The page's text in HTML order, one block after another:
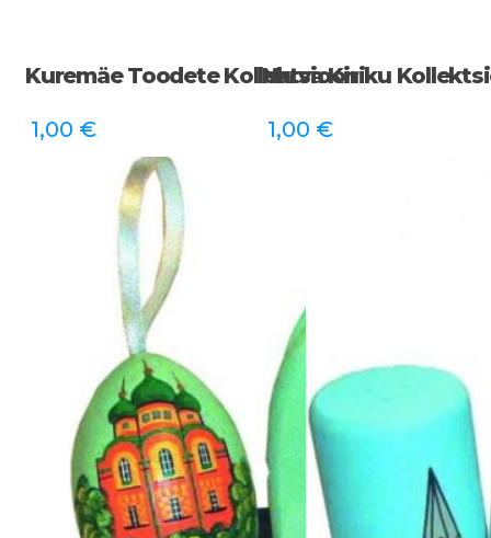
Kuremäe Toodete Kollektsioon
1,00 €
Narva Kiriku
1,00 €